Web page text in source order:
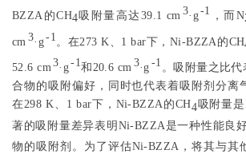
BZZA的CH4 吸附量高达39.1 cm 3·g-1 ，而N
cm 3·g-1 。在273 K、1 bar下，Ni-BZZA的CH
52.6 cm 3·g-1和20.6 cm 3·g -1 。吸附量之比
合物的吸附偏好，同时也代表着吸附剂分离
在298 K、1 bar下，Ni-BZZA的CH4 吸附量
著的吸附量差异表明Ni-BZZA是一种性能良
物的吸附剂。为了评估Ni-BZZA，将其与其